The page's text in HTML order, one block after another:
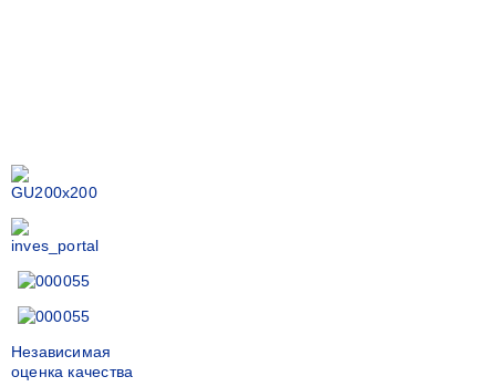
Независимая
оценка качества